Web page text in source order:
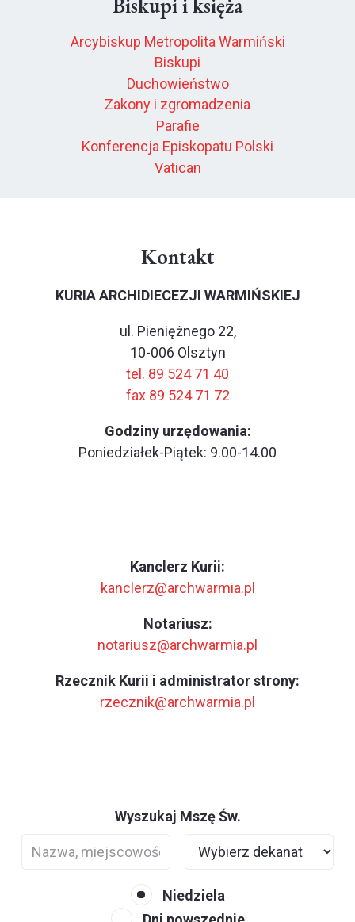
Arcybiskup Metropolita Warmiński
Biskupi
Duchowieństwo
Zakony i zgromadzenia
Parafie
Konferencja Episkopatu Polski
Vatican
Kontakt
KURIA ARCHIDIECEZJI WARMIŃSKIEJ
ul. Pieniężnego 22,
10-006 Olsztyn
tel. 89 524 71 40
fax 89 524 71 72
Godziny urzędowania:
Poniedziałek-Piątek: 9.00-14.00
Kanclerz Kurii:
kanclerz@archwarmia.pl
Notariusz:
notariusz@archwarmia.pl
Rzecznik Kurii i administrator strony:
rzecznik@archwarmia.pl
Wyszukaj Mszę Św.
Niedziela